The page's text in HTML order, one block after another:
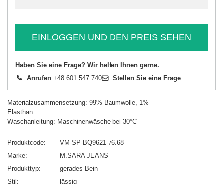
EINLOGGEN UND DEN PREIS SEHEN
Haben Sie eine Frage? Wir helfen Ihnen gerne.
Anrufen +48 601 547 740 Stellen Sie eine Frage
Materialzusammensetzung: 99% Baumwolle, 1%
Elasthan
Waschanleitung: Maschinenwäsche bei 30°C
Produktcode
VM-SP-BQ9621-76.68
Marke
M.SARA JEANS
Produkttyp
gerades Bein
Stil
lässig